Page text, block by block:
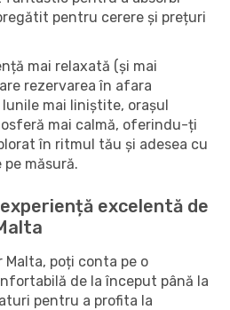
pentru cerere și prețuri
mai relaxată (și mai
rezervarea în afara
mai liniștite, orașul
mai calmă, oferindu-ți
în ritmul tău și adesea cu
măsură.
excelentă de
Malta, poți conta pe o
de la început până la
pentru a profita la